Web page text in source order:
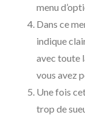
menu
Dans ce
indique
avec toute
vous avez
Une fois
trop de